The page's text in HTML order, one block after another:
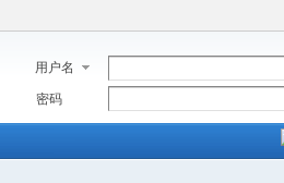
用户名
密码